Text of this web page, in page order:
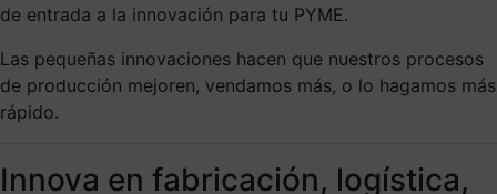
de entrada a la innovación para tu PYME.
Las pequeñas innovaciones hacen que nuestros procesos
de producción mejoren, vendamos más, o lo hagamos más
rápido.
Innova en fabricación, logística,